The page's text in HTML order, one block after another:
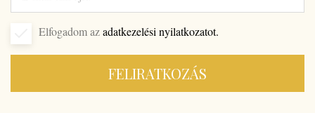
Elfogadom azadatkezelési nyilatkozatot.
FELIRATKOZÁS